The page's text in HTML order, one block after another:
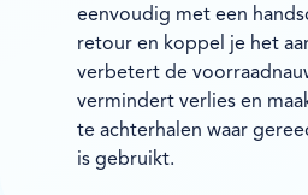
eenvoudig met een
retour en koppel je het
verbetert de
vermindert verlies en
te achterhalen waar
is gebruikt.